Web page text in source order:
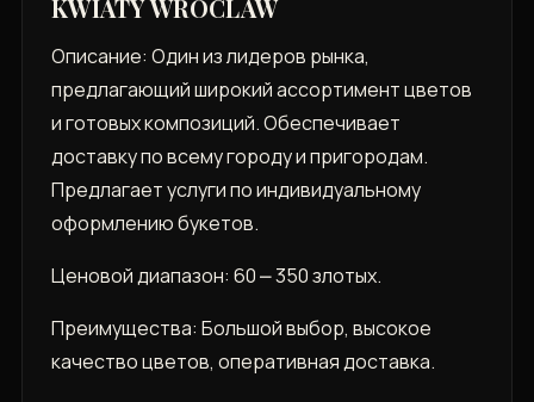
KWIATY WROCLAW
Описание: Один из лидеров рынка,
предлагающий широкий ассортимент цветов
и готовых композиций. Обеспечивает
доставку по всему городу и пригородам.
Предлагает услуги по индивидуальному
оформлению букетов.
Ценовой диапазон: 60 ⎼ 350 злотых.
Преимущества: Большой выбор, высокое
качество цветов, оперативная доставка.